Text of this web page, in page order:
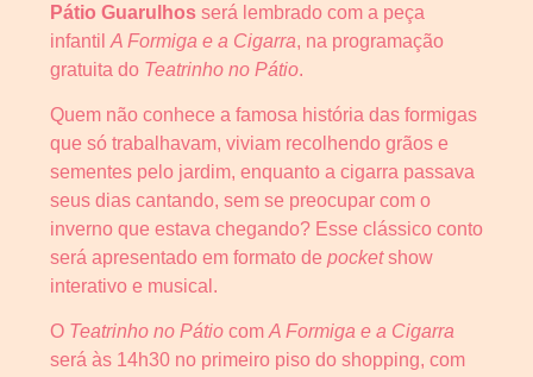
Pátio Guarulhos será lembrado com a peça
infantil A Formiga e a Cigarra, na programação
gratuita do Teatrinho no Pátio.
Quem não conhece a famosa história das formigas
que só trabalhavam, viviam recolhendo grãos e
sementes pelo jardim, enquanto a cigarra passava
seus dias cantando, sem se preocupar com o
inverno que estava chegando? Esse clássico conto
será apresentado em formato de pocketshow
interativo e musical.
O Teatrinho no Pátio com A Formiga e a Cigarra
será às 14h30 no primeiro piso do shopping, com